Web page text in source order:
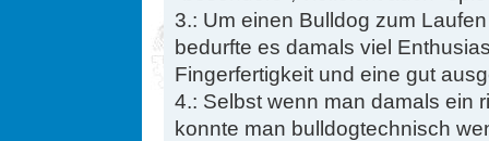
3.: Um einen Bulldog zum
bedurfte es damals viel
Fingerfertigkeit und eine gut
4.: Selbst wenn man damals ein
konnte man bulldogtechnisch